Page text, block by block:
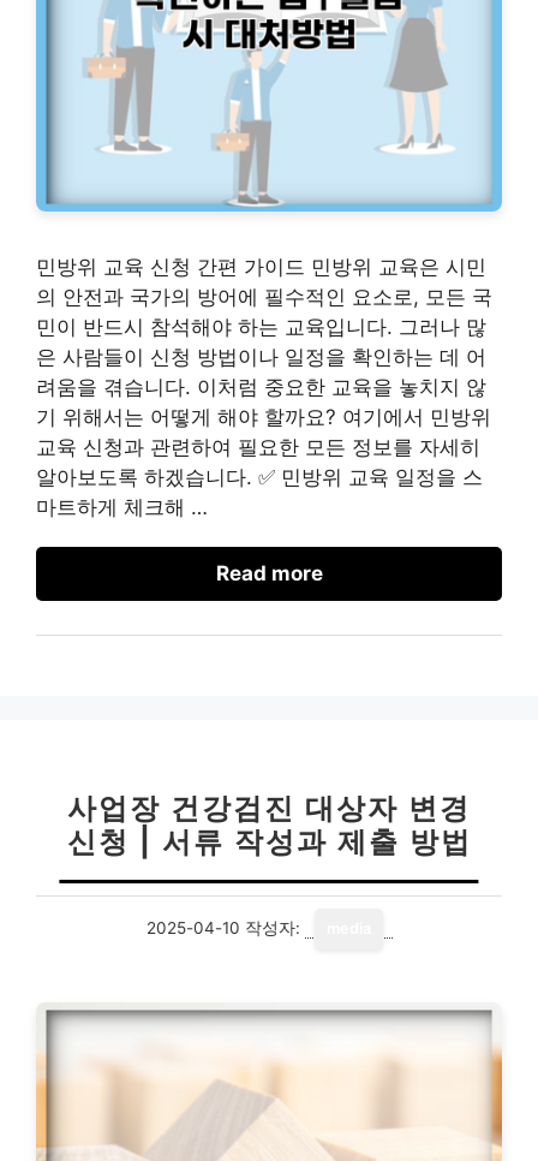
민방위 교육 신청 간편 가이드 민방위 교육은 시민
의 안전과 국가의 방어에 필수적인 요소로, 모든 국
민이 반드시 참석해야 하는 교육입니다. 그러나 많
은 사람들이 신청 방법이나 일정을 확인하는 데 어
려움을 겪습니다. 이처럼 중요한 교육을 놓치지 않
기 위해서는 어떻게 해야 할까요? 여기에서 민방위
교육 신청과 관련하여 필요한 모든 정보를 자세히
알아보도록 하겠습니다. ✅ 민방위 교육 일정을 스
마트하게 체크해 …
Read more
사업장 건강검진 대상자 변경
신청 | 서류 작성과 제출 방법
2025-04-10 작성자: